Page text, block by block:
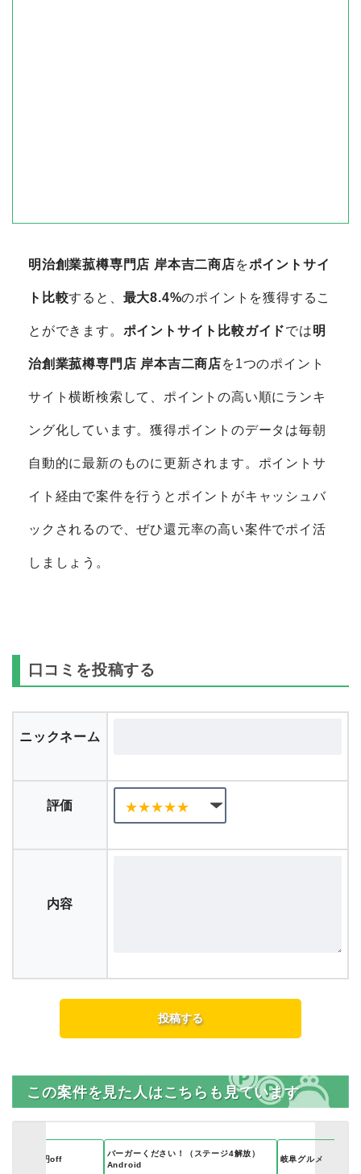
明治創業菰樽専門店 岸本吉二商店をポイントサイ
ト比較すると、 最大8.4%のポイントを獲得するこ
とができます。 ポイントサイト比較ガイドでは明
治創業菰樽専門店 岸本吉二商店を1つのポイント
サイト横断検索して、ポイントの高い順にランキ
ング化しています。獲得ポイントのデータは毎朝
自動的に最新のものに更新されます。ポイントサ
イト経由で案件を行うとポイントがキャッシュバ
ックされるので、ぜひ還元率の高い案件でポイ活
しましょう。
口コミを投稿する
ニックネーム
評価
内容
この案件を見た人はこちらも見ています
初回300円off
バーガーください！（ステージ4解放）
Android
岐阜グルメ